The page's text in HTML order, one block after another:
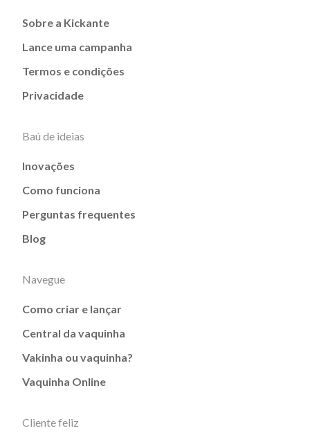
Sobre a Kickante
Lance uma campanha
Termos e condições
Privacidade
Baú de ideias
Inovações
Como funciona
Perguntas frequentes
Blog
Navegue
Como criar e lançar
Central da vaquinha
Vakinha ou vaquinha?
Vaquinha Online
Cliente feliz